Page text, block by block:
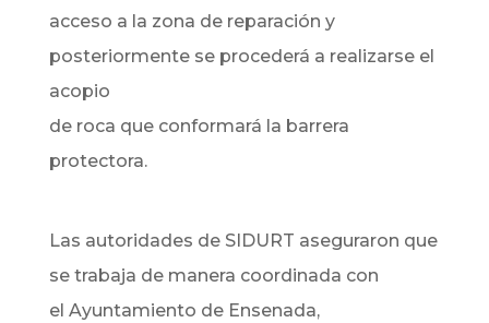
acceso a la zona de reparación y
posteriormente se procederá a realizarse el
acopio
de roca que conformará la barrera
protectora.
Las autoridades de SIDURT aseguraron que
se trabaja de manera coordinada con
el Ayuntamiento de Ensenada,